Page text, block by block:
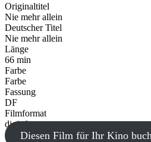
Originaltitel
Nie mehr allein
Deutscher Titel
Nie mehr allein
Länge
66 min
Farbe
Farbe
Fassung
DF
Filmformat
digital
Diesen Film für Ihr Kino